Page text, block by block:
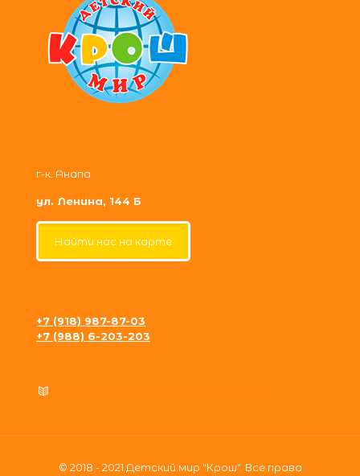
г-к. Анапа
ул. Ленина, 144 Б
Найти нас на карте
+7 (918) 987-87-03
+7 (988) 6-203-203
© 2018 - 2021 Детский мир "Крош". Все права